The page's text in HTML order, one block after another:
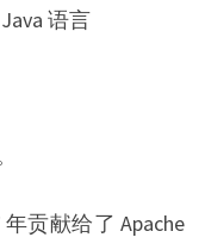
语言
贡献给了 Apache